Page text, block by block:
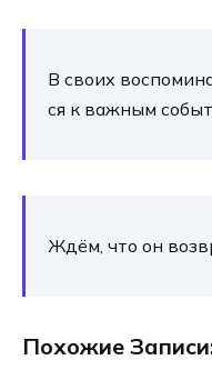
В сво­их
ся к важ­ным
Ждём, что он
Похожие